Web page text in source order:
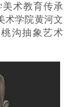
术教育传承
术学院黄河文
沟抽象艺术